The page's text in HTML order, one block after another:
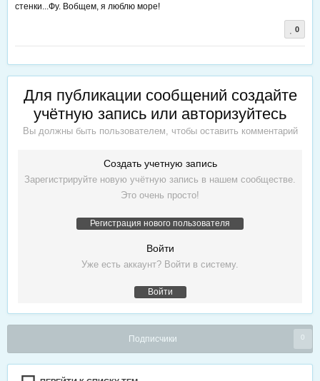
стенки...Фу. Вобщем, я люблю море!
0
Для публикации сообщений создайте
учётную запись или авторизуйтесь
Вы должны быть пользователем, чтобы оставить комментарий
Создать учетную запись
Зарегистрируйте новую учётную запись в нашем сообществе.
Это очень просто!
Регистрация нового пользователя
Войти
Уже есть аккаунт? Войти в систему.
Войти
Подписчики 0